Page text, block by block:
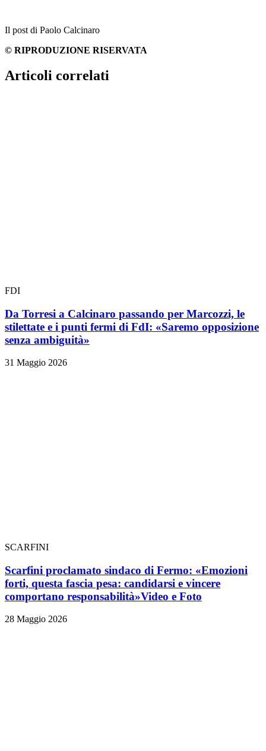
Il post di Paolo Calcinaro
© RIPRODUZIONE RISERVATA
Articoli correlati
FDI
Da Torresi a Calcinaro passando per Marcozzi, le
stilettate e i punti fermi di FdI: «Saremo opposizione
senza ambiguità»
31 Maggio 2026
SCARFINI
Scarfini proclamato sindaco di Fermo: «Emozioni
forti, questa fascia pesa: candidarsi e vincere
comportano responsabilità»Video e Foto
28 Maggio 2026